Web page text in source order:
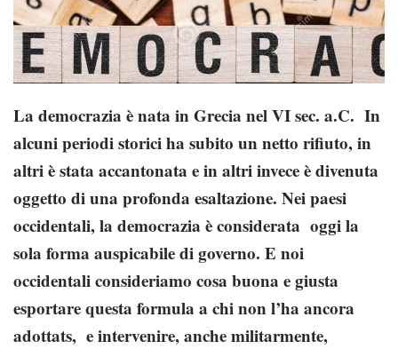
La democrazia è nata in Grecia nel VI sec. a.C. In
alcuni periodi storici ha subito un netto rifiuto, in
altri è stata accantonata e in altri invece è divenuta
oggetto di una profonda esaltazione. Nei paesi
occidentali, la democrazia è considerata oggi la
sola forma auspicabile di governo. E noi
occidentali consideriamo cosa buona e giusta
esportare questa formula a chi non l’ha ancora
adottats, e intervenire, anche militarmente,